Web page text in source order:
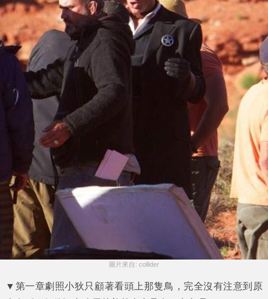
圖片來自: collider
▼第一章劇照小狄只顧著看頭上那隻鳥，完全沒有注意到原